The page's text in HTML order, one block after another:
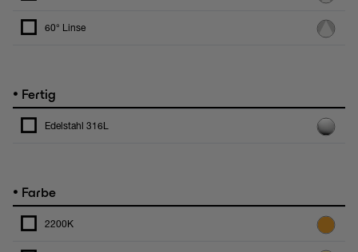
60° Linse
• Fertig
Edelstahl 316L
• Farbe
2200K